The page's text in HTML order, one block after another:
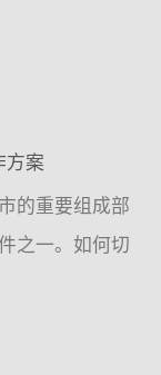
方案
的重要组成部
之一。如何切
引：一、指导